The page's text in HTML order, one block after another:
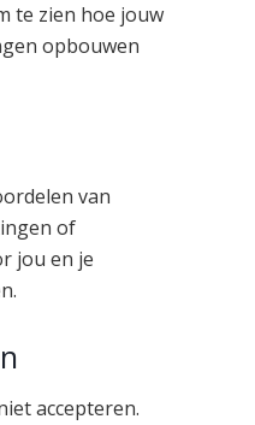
te zien hoe jouw
opbouwen
van
of
jou en je
accepteren.